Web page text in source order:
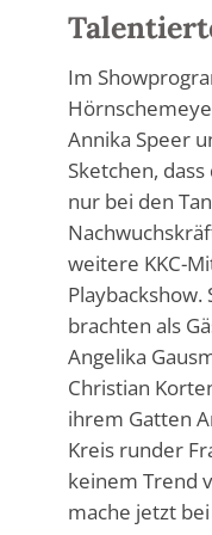
Im
Annika Speer
Sketchen,
nur bei den
weitere KKC-
brachten als
Angelika
Christian
ihrem Gatten
Kreis runder
keinem Trend
mache jetzt